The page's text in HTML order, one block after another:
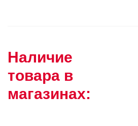
Наличие
товара в
магазинах: